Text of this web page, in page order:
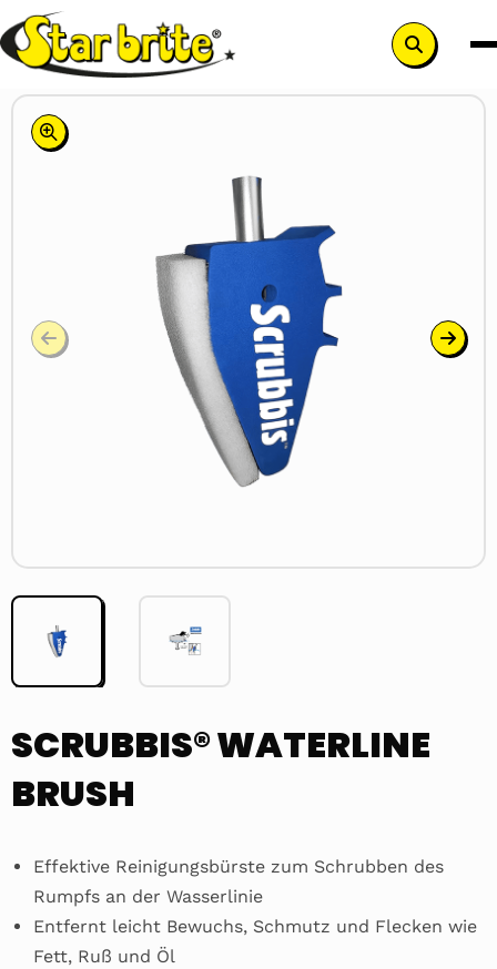
Search
button
SCRUBBIS® WATERLINE
BRUSH
Effektive Reinigungsbürste zum Schrubben des
Rumpfs an der Wasserlinie
Entfernt leicht Bewuchs, Schmutz und Flecken wie
Fett, Ruß und Öl